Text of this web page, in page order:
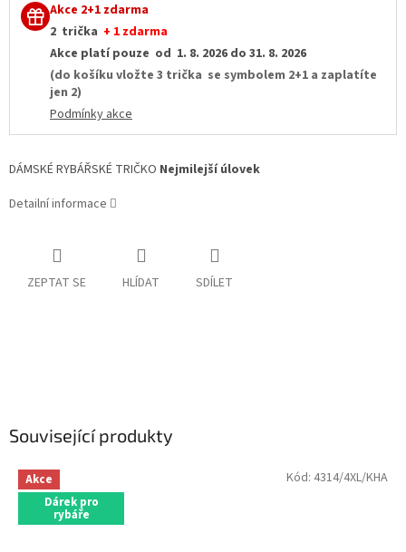
Akce 2+1 zdarma
2 trička + 1 zdarma
Akce platí pouze od 1. 8. 2026 do 31. 8. 2026
(do košíku vložte 3 trička se symbolem 2+1 a zaplatíte
jen 2)
Podmínky akce
DÁMSKÉ RYBÁŘSKÉ TRIČKO Nejmilejší úlovek
Detailní informace
ZEPTAT SE HLÍDAT SDÍLET
Související produkty
Akce
Dárek pro
rybáře
Kód: 4314/4XL/KHA